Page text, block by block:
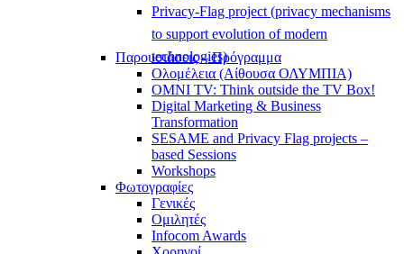
Privacy-Flag project (privacy mechanisms
to support evolution of modern
technologies)
Παρουσιάσεις – Πρόγραμμα
Ολομέλεια (Αίθουσα ΟΛΥΜΠΙΑ)
OMNI TV: Think outside the TV Box!
Digital Marketing & Business
Transformation
SESAME and Privacy Flag projects –
based Sessions
Workshops
Φωτογραφίες
Γενικές
Ομιλητές
Infocom Awards